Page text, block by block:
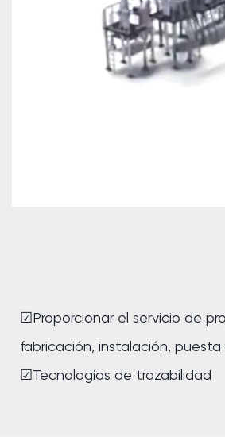
☑Proporcionar el servicio de
fabricación, instalación,
☑Tecnologías de trazabilidad